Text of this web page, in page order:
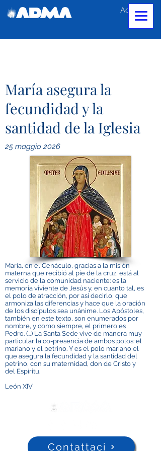
Accedi
María asegura la
fecundidad y la
santidad de la Iglesia
25 maggio 2026
María, en el Cenáculo, gracias a la misión
materna que recibió al pie de la cruz, está al
servicio de la comunidad naciente: es la
memoria viviente de Jesús y, en cuanto tal, es
el polo de atracción, por así decirlo, que
armoniza las diferencias y hace que la oración
de los discípulos sea unánime. Los Apóstoles,
también en este texto, son enumerados por
nombre, y como siempre, el primero es
Pedro. (…) La Santa Sede vive de manera muy
particular la co-presencia de ambos polos: el
mariano y el petrino. Y es el polo mariano el
que asegura la fecundidad y la santidad del
petrino, con su maternidad, don de Cristo y
del Espíritu.
León XIV
Contattaci